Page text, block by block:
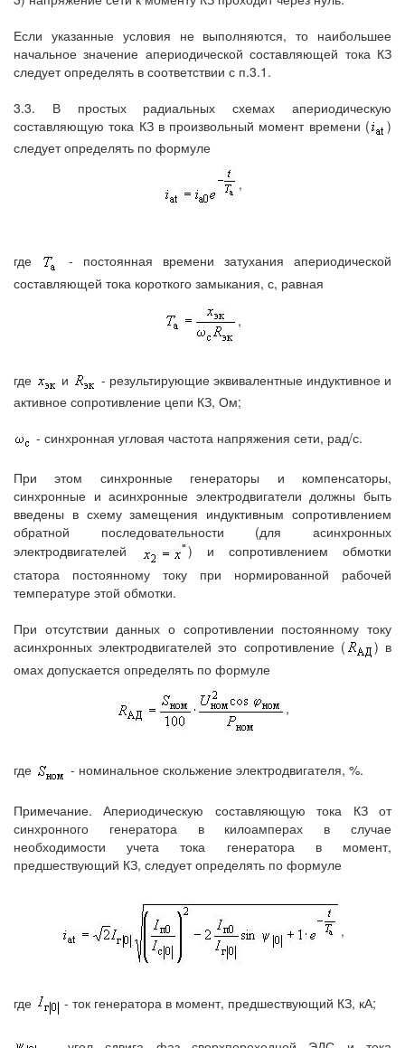
Если указанные условия не выполняются, то наибольшее
начальное значение апериодической составляющей тока КЗ
следует определять в соответствии с п.3.1.
3.3. В простых радиальных схемах апериодическую
составляющую тока КЗ в произвольный момент времени (
)
следует определять по формуле
,
где
- постоянная времени затухания апериодической
составляющей тока короткого замыкания, с, равная
,
где и
- результирующие эквивалентные индуктивное и
активное сопротивление цепи КЗ, Ом;
- синхронная угловая частота напряжения сети, рад/с.
При этом синхронные генераторы и компенсаторы,
синхронные и асинхронные электродвигатели должны быть
введены в схему замещения индуктивным сопротивлением
обратной последовательности (для асинхронных
электродвигателей
) и сопротивлением обмотки
статора постоянному току при нормированной рабочей
температуре этой обмотки.
При отсутствии данных о сопротивлении постоянному току
асинхронных электродвигателей это сопротивление (
) в
омах допускается определять по формуле
,
где - номинальное скольжение электродвигателя, %.
Примечание. Апериодическую составляющую тока КЗ от
синхронного генератора в килоамперах в случае
необходимости учета тока генератора в момент,
предшествующий КЗ, следует определять по формуле
,
где - ток генератора в момент, предшествующий КЗ, кА;